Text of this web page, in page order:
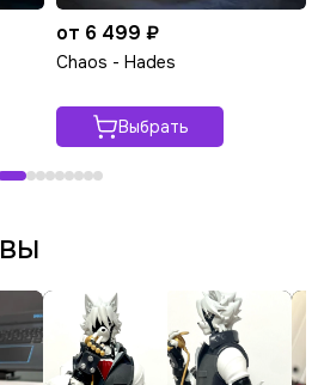
от 6 499 ₽
Chaos - Hades
Выбрать